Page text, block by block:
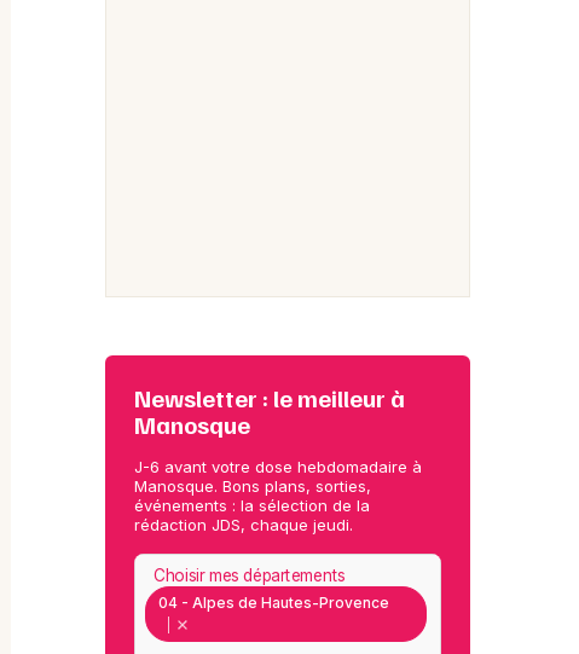
Newsletter : le meilleur à
Manosque
J-6 avant votre dose hebdomadaire à
Manosque. Bons plans, sorties,
événements : la sélection de la
rédaction JDS, chaque jeudi.
04 - Alpes de Hautes-Provence
Choisir mes départements